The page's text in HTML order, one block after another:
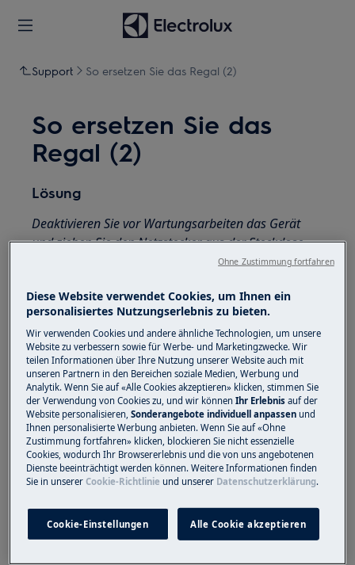
Support So ersetzen Sie das Regal (2)
So ersetzen Sie das
Regal (2)
Lösung
Deaktivieren Sie vor Wartungsarbeiten das Gerät
und ziehen Sie den Netzstecker aus derSteckdose.
bewegen. Bei schweren Geräten müssen zwei
Personen sie bewegen.
Verwenden Sie immer Schutzhandschuhe und
geschlossenes Schuhwerk.
Bitte beachten Sie, dass eine Selbstreparatur oder
eine nicht professionelle Reparatur Sicherheitsfolgen
haben kann, wenn sie nicht ordnungsgemäß
durchgeführt wird
WIE ENTFERNEN SIE DAS GITTER?
1) Ziehen Sie das Gitter nach oben, um es zu
Diese Website verwendet Cookies, um Ihnen ein
personalisiertes Nutzungserlebnis zu bieten.
Wir verwenden Cookies und andere ähnliche Technologien, um unsere
Website zu verbessern sowie für Werbe- und Marketingzwecke. Wir
teilen Informationen über Ihre Nutzung unserer Website auch mit
unseren Partnern in den Bereichen soziale Medien, Werbung und
Analytik. Wenn Sie auf «Alle Cookies akzeptieren» klicken, stimmen Sie
der Verwendung von Cookies zu, und wir könnenIhr Erlebnisauf der
Website personalisieren,Sonderangebote individuell anpassen und
Ihnen personalisierte Werbung anbieten. Wenn Sie auf «Ohne
Zustimmung fortfahren» klicken, blockieren Sie nicht essenzielle
Cookies, wodurch Ihr Browsererlebnis und die von uns angebotenen
Dienste beeinträchtigt werden können. Weitere Informationen finden
Sie in unsererCookie-Richtlinie und unserer Datenschutzerklärung.
Cookie-Einstellungen Alle Cookie akzeptieren
Ohne Zustimmung fortfahren